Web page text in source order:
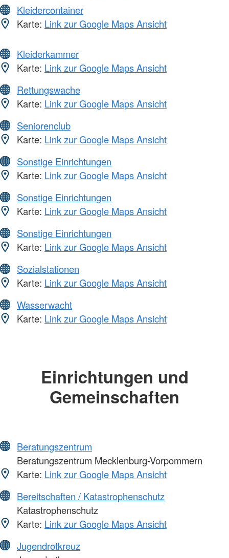
Kleidercontainer
Karte: Link zur Google Maps Ansicht
Kleiderkammer
Karte: Link zur Google Maps Ansicht
Rettungswache
Karte: Link zur Google Maps Ansicht
Seniorenclub
Karte: Link zur Google Maps Ansicht
Sonstige Einrichtungen
Karte: Link zur Google Maps Ansicht
Sonstige Einrichtungen
Karte: Link zur Google Maps Ansicht
Sonstige Einrichtungen
Karte: Link zur Google Maps Ansicht
Sozialstationen
Karte: Link zur Google Maps Ansicht
Wasserwacht
Karte: Link zur Google Maps Ansicht
Einrichtungen und
Gemeinschaften
Beratungszentrum
Beratungszentrum Mecklenburg-Vorpommern
Karte: Link zur Google Maps Ansicht
Bereitschaften / Katastrophenschutz
Katastrophenschutz
Karte: Link zur Google Maps Ansicht
Jugendrotkreuz